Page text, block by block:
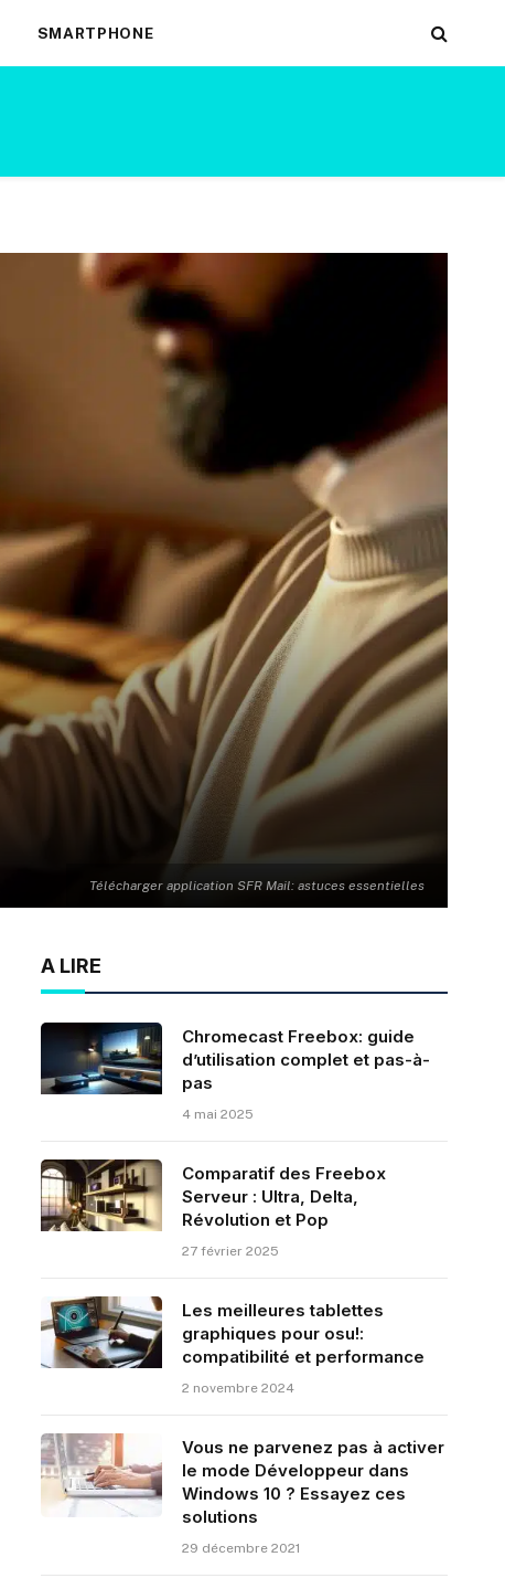
SMARTPHONE
Télécharger application SFR Mail: astuces essentielles
A LIRE
Chromecast Freebox: guide
d’utilisation complet et pas-à-
pas
4 mai 2025
Comparatif des Freebox
Serveur : Ultra, Delta,
Révolution et Pop
27 février 2025
Les meilleures tablettes
graphiques pour osu!:
compatibilité et performance
2 novembre 2024
Vous ne parvenez pas à activer
le mode Développeur dans
Windows 10 ? Essayez ces
solutions
29 décembre 2021